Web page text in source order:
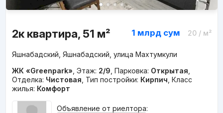
2к квартира, 51 м² 1 млрд сум 20/ м²
Яшнабадский, Яшнабадский, улица Махтумкули
ЖК «Greenpark» Этаж: 2/9 Парковка: Открытая
Отделка: Чистовая Тип постройки: Кирпич Класс
жилья: Комфорт
Объявление от риелтора: